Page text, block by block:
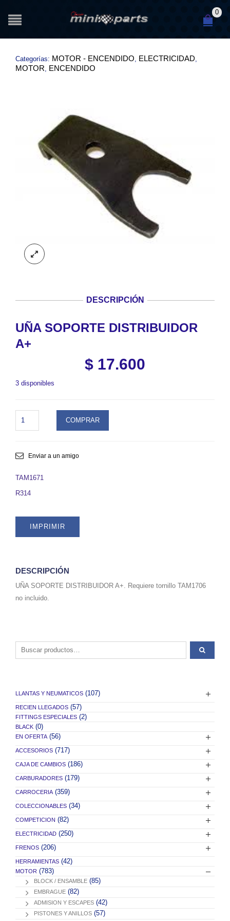
0
Categorías: MOTOR - ENCENDIDO ELECTRICIDAD
MOTOR ENCENDIDO
DESCRIPCIÓN
UÑA SOPORTE DISTRIBUIDOR
A+
$ 17.600
3 disponibles
SOPORTE
SKU
quantity
COMPRAR
Enviar a un amigo
TAM1671
R314
IMPRIMIR
DESCRIPCIÓN
UÑA SOPORTE DISTRIBUIDOR A+. Requiere tornillo TAM1706
no incluido.
Buscar por:
LLANTAS Y NEUMATICOS (107)
RECIEN LLEGADOS (57)
FITTINGS ESPECIALES (2)
BLACK (0)
EN OFERTA (56)
ACCESORIOS (717)
CAJA DE CAMBIOS (186)
CARBURADORES (179)
CARROCERIA (359)
COLECCIONABLES (34)
COMPETICION (82)
ELECTRICIDAD (250)
FRENOS (206)
HERRAMIENTAS (42)
MOTOR (783)
BLOCK / ENSAMBLE (85)
EMBRAGUE (82)
ADMISION Y ESCAPES (42)
PISTONES Y ANILLOS (57)